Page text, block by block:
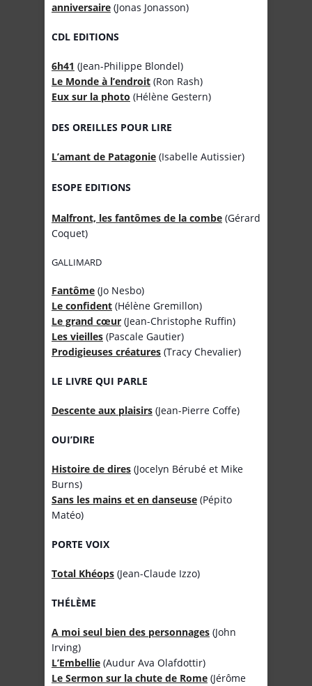
anniversaire (Jonas Jonasson)
CDL EDITIONS
6h41 (Jean-Philippe Blondel)
Le Monde à l’endroit (Ron Rash)
Eux sur la photo (Hélène Gestern)
DES OREILLES POUR LIRE
L’amant de Patagonie (Isabelle Autissier)
ESOPE EDITIONS
Malfront, les fantômes de la combe (Gérard
Coquet)
GALLIMARD
Fantôme (Jo Nesbo)
Le confident (Hélène Gremillon)
Le grand cœur (Jean-Christophe Ruffin)
Les vieilles (Pascale Gautier)
Prodigieuses créatures (Tracy Chevalier)
LE LIVRE QUI PARLE
Descente aux plaisirs (Jean-Pierre Coffe)
OUI’DIRE
Histoire de dires (Jocelyn Bérubé et Mike
Burns)
Sans les mains et en danseuse (Pépito
Matéo)
PORTE VOIX
Total Khéops (Jean-Claude Izzo)
THÉLÈME
A moi seul bien des personnages (John
Irving)
L’Embellie (Audur Ava Olafdottir)
Le Sermon sur la chute de Rome (Jérôme